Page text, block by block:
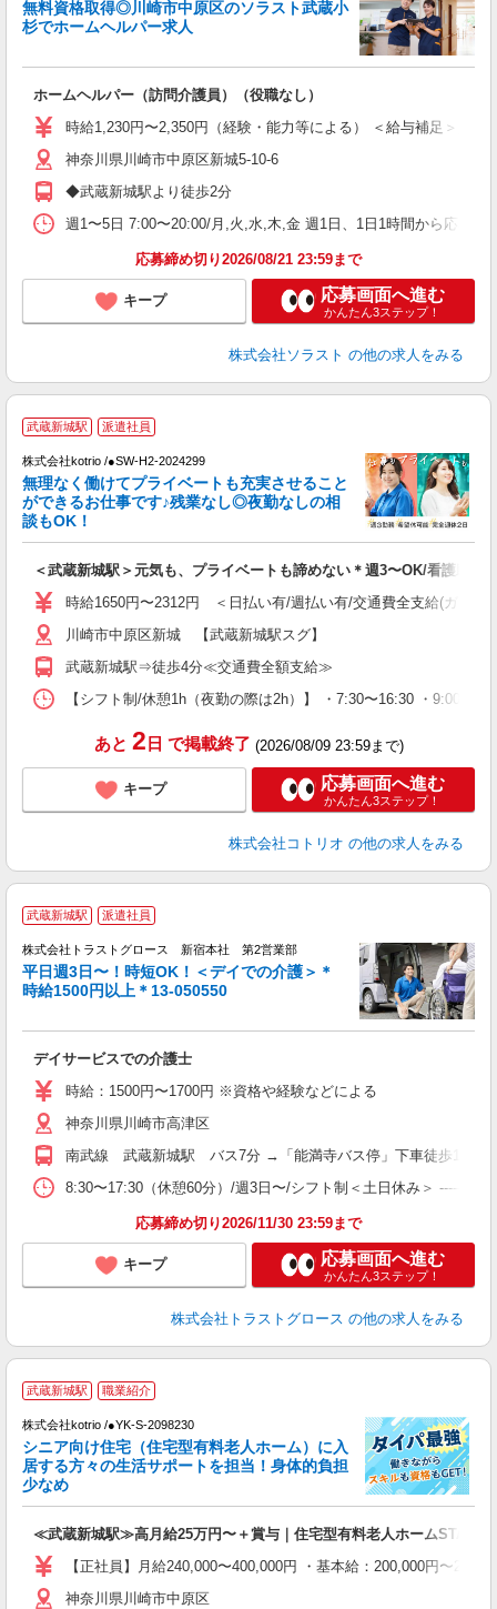
無料資格取得◎川崎市中原区のソラスト武蔵小
杉でホームヘルパー求人
ホームヘルパー（訪問介護員）（役職なし）
時給1,230円〜2,350円（経験・能力等による） ＜給与補足＞資
神奈川県川崎市中原区新城5-10-6
◆武蔵新城駅より徒歩2分
週1〜5日 7:00〜20:00/月,火,水,木,金 週1日、1日1時間から応相談
応募締め切り2026/08/21 23:59まで
キープ 応募画面へ進む
かんたん3ステップ！
株式会社ソラスト の他の求人をみる
武蔵新城駅 派遣社員
株式会社kotrio /●SW-H2-2024299
無理なく働けてプライベートも充実させること
ができるお仕事です♪残業なし◎夜勤なしの相
談もOK！
＜武蔵新城駅＞元気も、プライベートも諦めない＊週3〜OK/看護助手
時給1650円〜2312円 ＜日払い有/週払い有/交通費全支給(ガソリ
川崎市中原区新城 【武蔵新城駅スグ】
武蔵新城駅⇒徒歩4分≪交通費全額支給≫
【シフト制/休憩1h（夜勤の際は2h）】 ・7:30〜16:30 ・9:00
あと 2 日 で掲載終了 (2026/08/09 23:59まで)
キープ 応募画面へ進む
かんたん3ステップ！
株式会社コトリオ の他の求人をみる
武蔵新城駅 派遣社員
株式会社トラストグロース 新宿本社 第2営業部
平日週3日〜！時短OK！＜デイでの介護＞＊
時給1500円以上＊13-050550
デイサービスでの介護士
時給：1500円〜1700円 ※資格や経験などによる
神奈川県川崎市高津区
南武線 武蔵新城駅 バス7分 →「能満寺バス停」下車徒歩1分 ★
8:30〜17:30（休憩60分）/週3日〜/シフト制＜土日休み＞
応募締め切り2026/11/30 23:59まで
キープ 応募画面へ進む
かんたん3ステップ！
株式会社トラストグロース の他の求人をみる
武蔵新城駅 職業紹介
株式会社kotrio /●YK-S-2098230
シニア向け住宅（住宅型有料老人ホーム）に入
居する方々の生活サポートを担当！身体的負担
少なめ
≪武蔵新城駅≫高月給25万円〜＋賞与｜住宅型有料老人ホームSTAFF
【正社員】月給240,000〜400,000円 ・基本給：200,000円〜
神奈川県川崎市中原区